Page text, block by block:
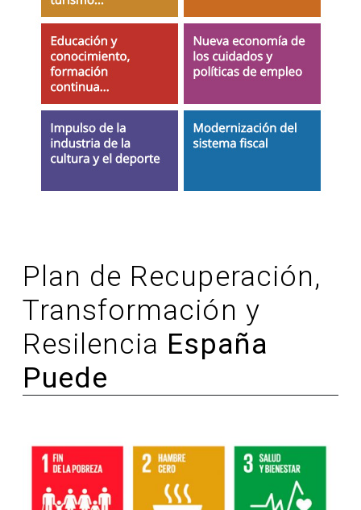
Plan de Recuperación,
Transformación y
Resilencia España
Puede